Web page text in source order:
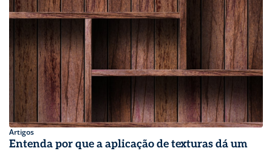
Artigos
Entenda por que a aplicação de texturas dá um